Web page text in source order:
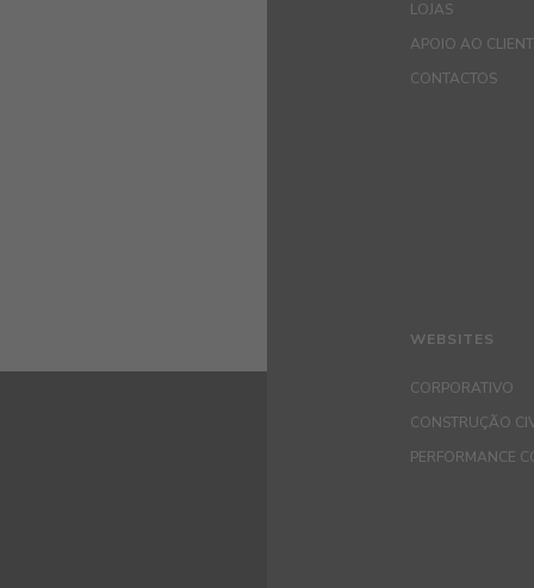
LOJAS
APOIO AO
CONTACTOS
WEBSITES
CORPORATIVO
CONSTRUÇÃO
PERFORMANCE